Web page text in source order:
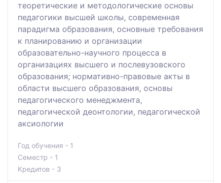
теоретические и методологические основы
педагогики высшей школы, современная
парадигма образования, основные требования
к планированию и организации
образовательно-научного процесса в
организациях высшего и послевузовского
образования; нормативно-правовые акты в
области высшего образования, основы
педагогического менеджмента,
педагогической деонтологии, педагогической
аксиологии
Год обучения - 1
Семестр - 1
Кредитов - 3